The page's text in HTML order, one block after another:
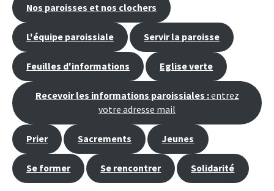
Nos paroisses et nos clochers
L'équipe paroissiale Servir la paroisse
Feuilles d'informations Eglise verte
Recevoir les informations paroissiales :entrez
votre adresse mail
Prier Sacrements Jeunes
Se former Se rencontrer Solidarité